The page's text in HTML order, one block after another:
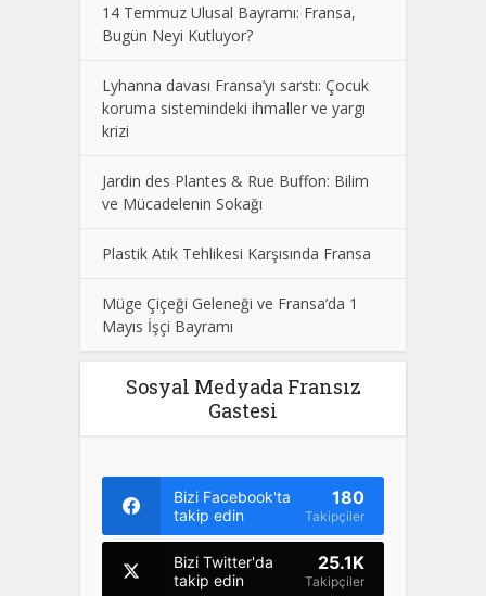
14 Temmuz Ulusal Bayramı: Fransa,
Bugün Neyi Kutluyor?
Lyhanna davası Fransa’yı sarstı: Çocuk
koruma sistemindeki ihmaller ve yargı
krizi
Jardin des Plantes & Rue Buffon: Bilim
ve Mücadelenin Sokağı
Plastik Atık Tehlikesi Karşısında Fransa
Müge Çiçeği Geleneği ve Fransa’da 1
Mayıs İşçi Bayramı
Sosyal Medyada Fransız
Gastesi
Bizi Facebook'ta
takip edin
180
Takipçiler
Bizi Twitter'da
takip edin
25.1K
Takipçiler